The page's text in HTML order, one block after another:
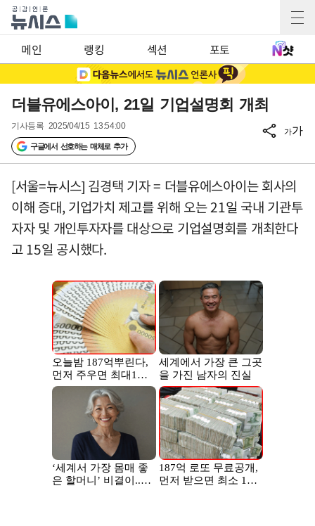
메인 랭킹 섹션 포토
더블유에스아이, 21일 기업설명회 개최
기사등록 2025/04/15 13:54:00
구글에서 선호하는 매체로 추가
가가
[서울=뉴시스] 김경택 기자 = 더블유에스아이는 회사의
이해 증대, 기업가치 제고를 위해 오는 21일 국내 기관투
자자 및 개인투자자를 대상으로 기업설명회를 개최한다
고 15일 공시했다.